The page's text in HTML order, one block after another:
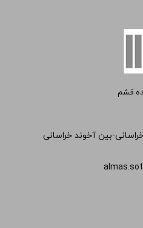
قشم
بین آخوند خراسانی